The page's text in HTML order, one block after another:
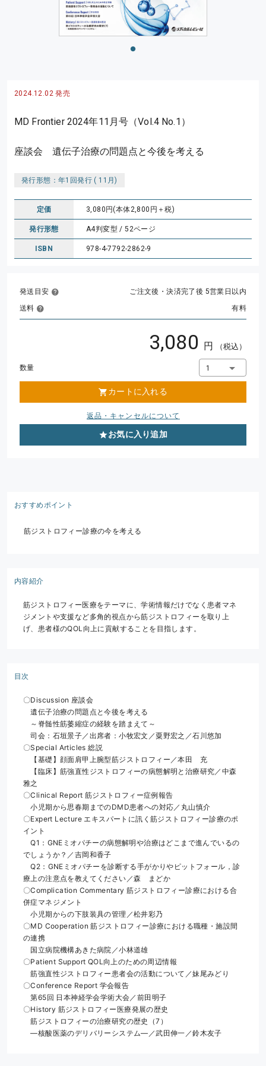
2024.12.02 発売
MD Frontier 2024年11月号（Vol.4 No.1）
座談会 遺伝子治療の問題点と今後を考える
発行形態：年1回発行 ( 11月)
定価 3,080円(本体2,800円＋税)
発行形態 A4判変型 / 52ページ
ISBN 978-4-7792-2862-9
発送目安
ご注文後・決済完了後 5営業日以内
送料
有料
3,080 円 （税込）
数量 1
カートに入れる
返品・キャンセルについて
お気に入り追加
おすすめポイント
筋ジストロフィー診療の今を考える
内容紹介
筋ジストロフィー医療をテーマに、学術情報だけでなく患者マネ
ジメントや支援など多角的視点から筋ジストロフィーを取り上
げ、患者様のQOL向上に貢献することを目指します。
目次
〇Discussion 座談会
遺伝子治療の問題点と今後を考える
～脊髄性筋萎縮症の経験を踏まえて～
司会：石垣景子／出席者：小牧宏文／粟野宏之／石川悠加
〇Special Articles 総説
【基礎】顔面肩甲上腕型筋ジストロフィー／本田　充
【臨床】筋強直性ジストロフィーの病態解明と治療研究／中森
雅之
〇Clinical Report 筋ジストロフィー症例報告
小児期から思春期までのDMD患者への対応／丸山慎介
〇Expert Lecture エキスパートに訊く筋ジストロフィー診療のポ
イント
Q1：GNEミオパチーの病態解明や治療はどこまで進んでいるの
でしょうか？／吉岡和香子
Q2：GNEミオパチーを診断する手がかりやピットフォール，診
療上の注意点を教えてください／森　まどか
〇Complication Commentary 筋ジストロフィー診療における合
併症マネジメント
小児期からの下肢装具の管理／松井彩乃
〇MD Cooperation 筋ジストロフィー診療における職種・施設間
の連携
国立病院機構あきた病院／小林道雄
〇Patient Support QOL向上のための周辺情報
筋強直性ジストロフィー患者会の活動について／妹尾みどり
〇Conference Report 学会報告
第65回 日本神経学会学術大会／前田明子
〇History 筋ジストロフィー医療発展の歴史
筋ジストロフィーの治療研究の歴史（7）
―核酸医薬のデリバリーシステム―／武田伸一／鈴木友子